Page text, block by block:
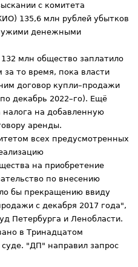
с комитета
135,6 млн рублей убытков
денежными
млн общество заплатило
то время, пока власти
договор купли–продажи
декабрь 2022–го). Ещё
на добавленную
аренды.
всех предусмотренных
на приобретение
по внесению
бы прекращению ввиду
с декабря 2017 года",
Петербурга и Ленобласти.
в Тринадцатом
"ДП" направил запрос